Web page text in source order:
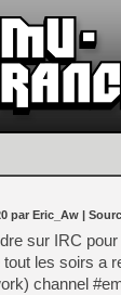
par Eric_Aw |
sur IRC
les soirs a
channel